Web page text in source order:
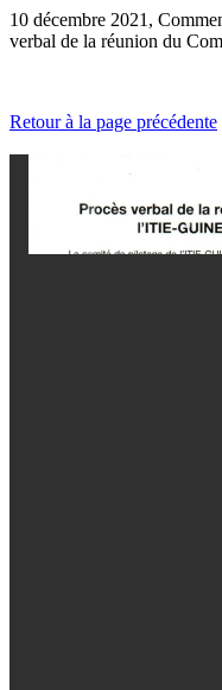
10 décembre 2021,
verbal de la réunion du
Retour à la page précédente